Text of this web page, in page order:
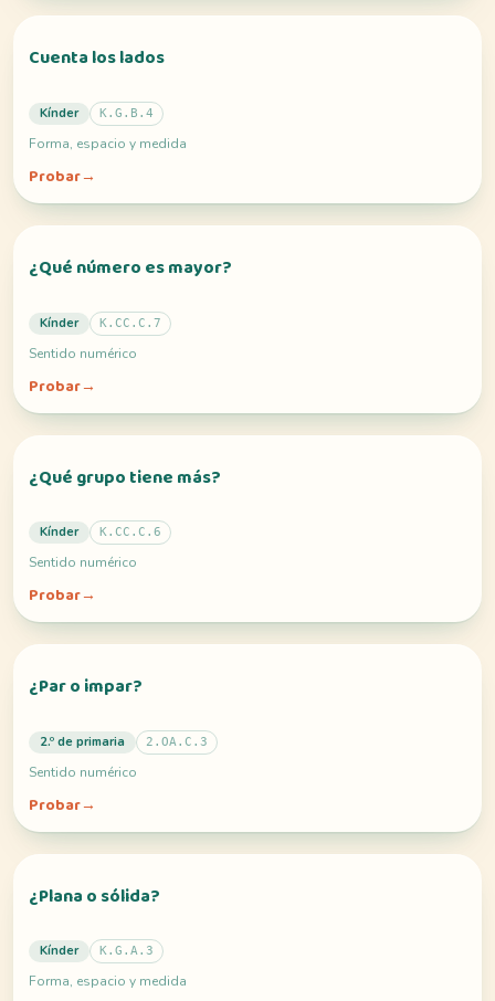
Cuenta los lados
Kínder K.G.B.4
Forma, espacio y medida
Probar→
¿Qué número es mayor?
Kínder K.CC.C.7
Sentido numérico
Probar→
¿Qué grupo tiene más?
Kínder K.CC.C.6
Sentido numérico
Probar→
¿Par o impar?
2.º de primaria 2.OA.C.3
Sentido numérico
Probar→
¿Plana o sólida?
Kínder K.G.A.3
Forma, espacio y medida